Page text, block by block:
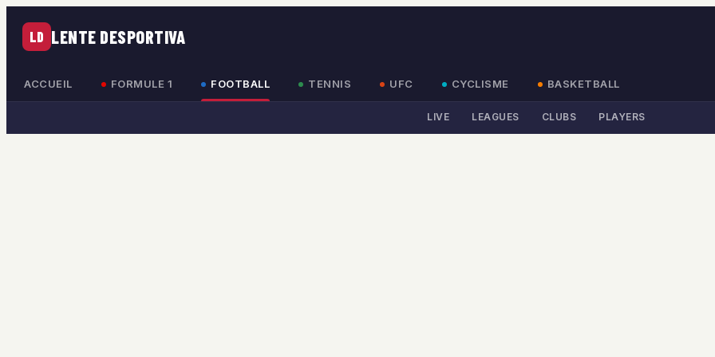
LD LENTE DESPORTIVA
ACCUEIL FORMULE 1 FOOTBALL TENNIS UFC CYCLISME BASKETBALL
LIVE LEAGUES CLUBS PLAYERS